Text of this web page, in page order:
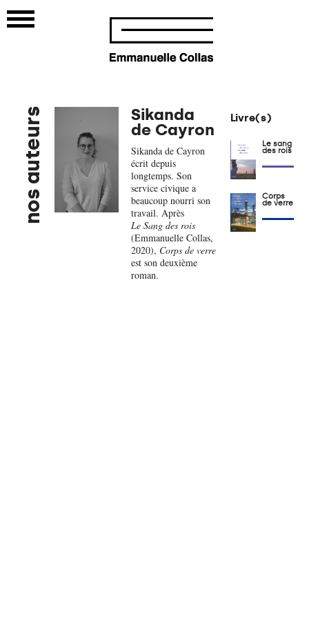
nos auteurs Sikanda
de Cayron
Sikanda de Cayron
écrit depuis
longtemps. Son
service civique a
beaucoup nourri son
travail. Après
Le Sang des rois
(Emmanuelle Collas,
2020), Corps de verre
est son deuxième
roman.
Livre(s)
Le sang
des rois
Corps
de verre